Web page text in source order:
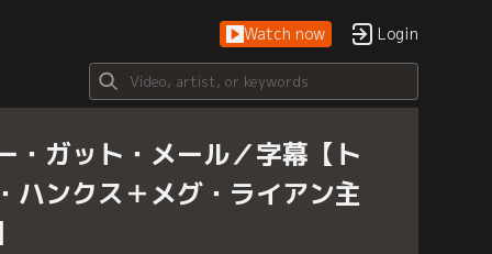
Watch now Login
・ガット・メール／字幕【ト
ハンクス＋メグ・ライアン主